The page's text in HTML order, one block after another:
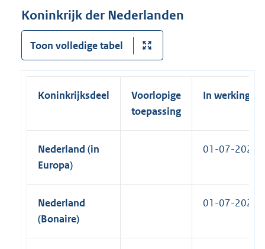
i
k
Koninkrijk der Nederlanden
Toon volledige tabel
Koninkrijksdeel
Voorlopige
toepassing
In werking
Nederland (in
Europa)
01-07-2025
Nederland
(Bonaire)
01-07-2025